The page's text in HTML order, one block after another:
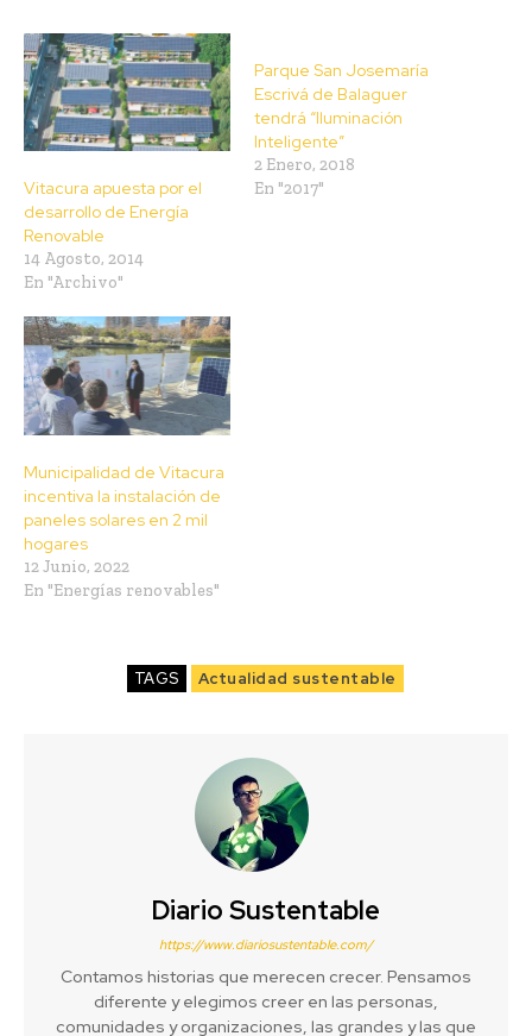
Vitacura apuesta por el
desarrollo de Energía
Renovable
14 Agosto, 2014
En "Archivo"
Parque San Josemaría
Escrivá de Balaguer
tendrá “Iluminación
Inteligente”
2 Enero, 2018
En "2017"
Municipalidad de Vitacura
incentiva la instalación de
paneles solares en 2 mil
hogares
12 Junio, 2022
En "Energías renovables"
TAGS Actualidad sustentable
Diario Sustentable
https://www.diariosustentable.com/
Contamos historias que merecen crecer. Pensamos
diferente y elegimos creer en las personas,
comunidades y organizaciones, las grandes y las que